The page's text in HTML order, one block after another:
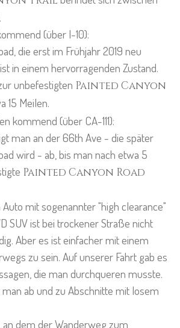
(über I-10):
die erst im Frühjahr 2019 neu
in einem hervorragenden Zustand.
unbefestigten Painted Canyon
15 Meilen.
kommend (über CA-111):
man an der 66th Ave - die später
wird - ab, bis man nach etwa 5
Painted Canyon Road
Auto mit sogenannter "high clearance"
SUV ist bei trockener Straße nicht
Aber es ist einfacher mit einem
zu sein. Auf unserer Fahrt gab es
die man durchqueren musste.
ab und zu Abschnitte mit losem
dem der Wanderweg zum